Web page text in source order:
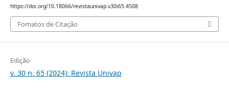
https://doi.org/10.18066/revistaunivap.v30i65.4508
Fomatos de Citação
Edição
v. 30 n. 65 (2024): Revista Univap